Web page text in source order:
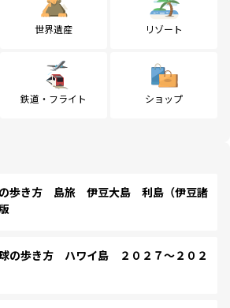
世界遺産 リゾート
鉄道・フライト ショップ
歩き方 島旅 伊豆大島 利島（伊豆諸
の歩き方 ハワイ島 ２０２７～２０２